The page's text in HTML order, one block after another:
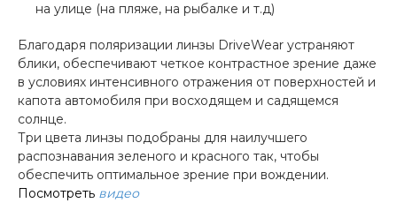
на улице (на пляже, на рыбалке и т.д)
Благодаря поляризации линзы DriveWear устраняют
блики, обеспечивают четкое контрастное зрение даже
в условиях интенсивного отражения от поверхностей и
капота автомобиля при восходящем и садящемся
солнце.
Три цвета линзы подобраны для наилучшего
распознавания зеленого и красного так, чтобы
обеспечить оптимальное зрение при вождении.
Посмотреть видео